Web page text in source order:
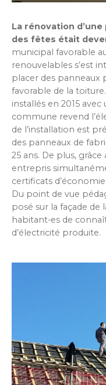
La rénovation
des fêtes était
municipal favorable
renouvelables s’est
placer des panneaux
favorable de la
installés en 2015 avec
commune revend
de l’installation est
des panneaux de
25 ans. De plus,
entrepris
certificats
Du point de vue
posé sur la façade de
habitant-es de
d’électricité produite.